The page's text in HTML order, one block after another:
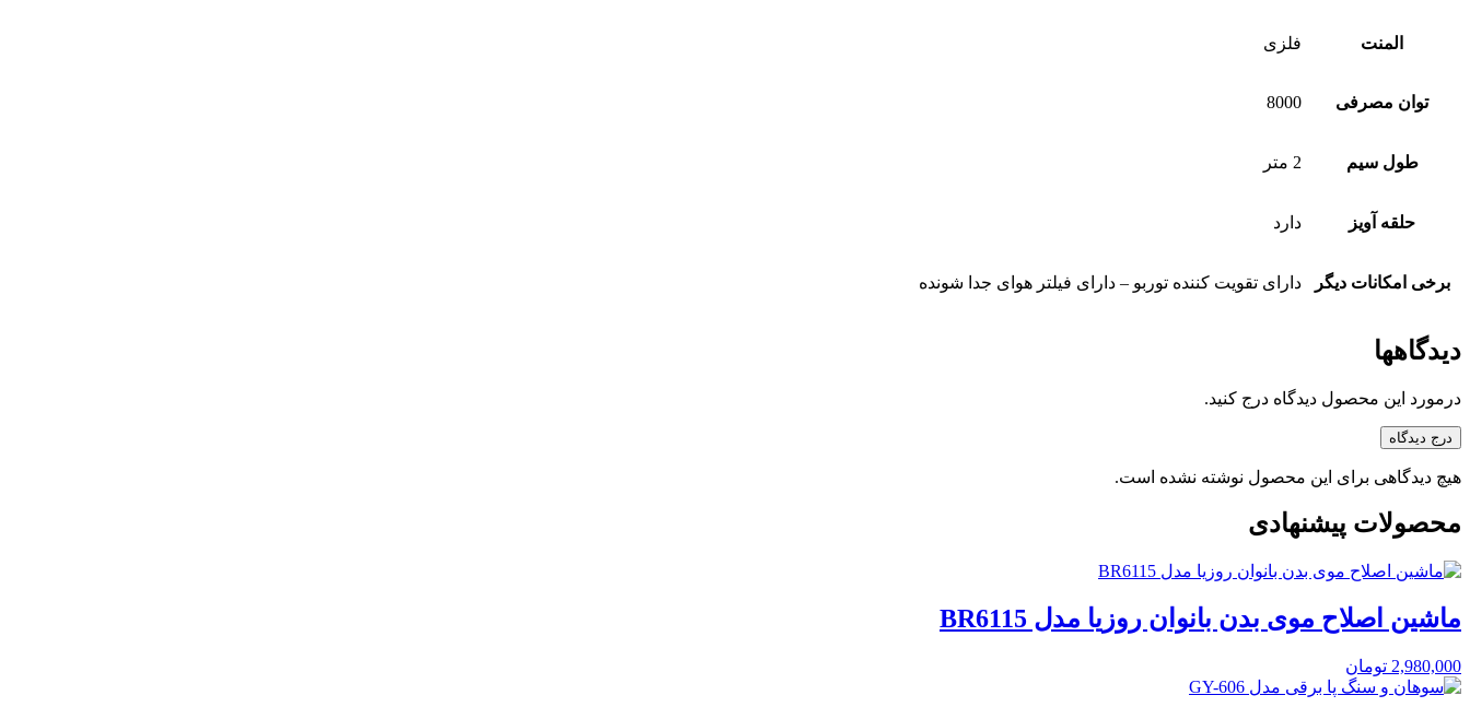
المنت فلزی
توان مصرفی 8000
طول سیم 2 متر
حلقه آویز دارد
برخی امکانات دیگر دارای تقویت کننده توربو – دارای فیلتر هوای جدا شونده
دیدگاهها
درمورد این محصول دیدگاه درج کنید.
درج دیدگاه
هیچ دیدگاهی برای این محصول نوشته نشده است.
محصولات پیشنهادی
ماشین اصلاح موی بدن بانوان روزیا مدل BR6115
2,980,000 تومان